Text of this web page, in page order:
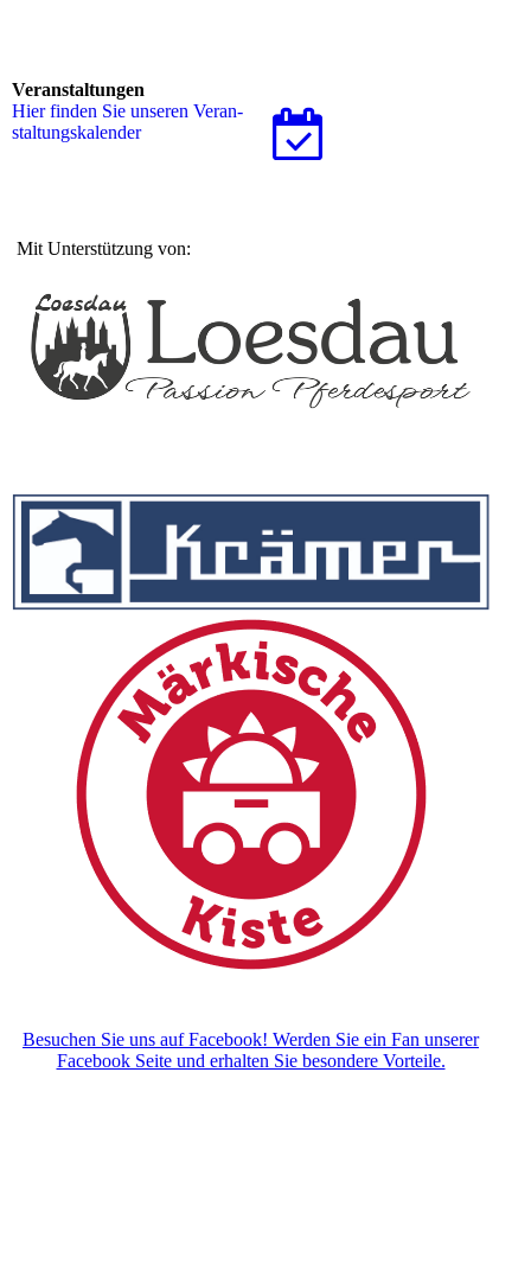
Veranstaltungen
Hier finden Sie unseren Ver­an­
stal­tungs­ka­len­der
Mit Unterstützung von:
Besuchen Sie uns auf Facebook! Werden Sie ein Fan unserer
Facebook Seite und erhalten Sie besondere Vorteile.